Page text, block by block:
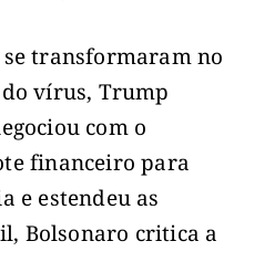
se transformaram no
vírus, Trump
com o
financeiro para
e estendeu as
Bolsonaro critica a